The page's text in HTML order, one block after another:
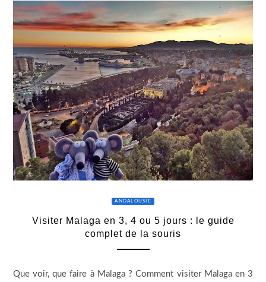
ANDALOUSIE
Visiter Malaga en 3, 4 ou 5 jours : le guide
complet de la souris
Que voir, que faire à Malaga ? Comment visiter Malaga en 3